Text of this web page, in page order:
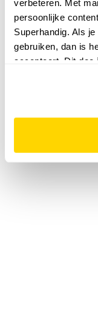
verbeteren. Met
persoonlijke
Superhandig. Als
gebruiken, dan is
accepteert. Dit doe
website niet